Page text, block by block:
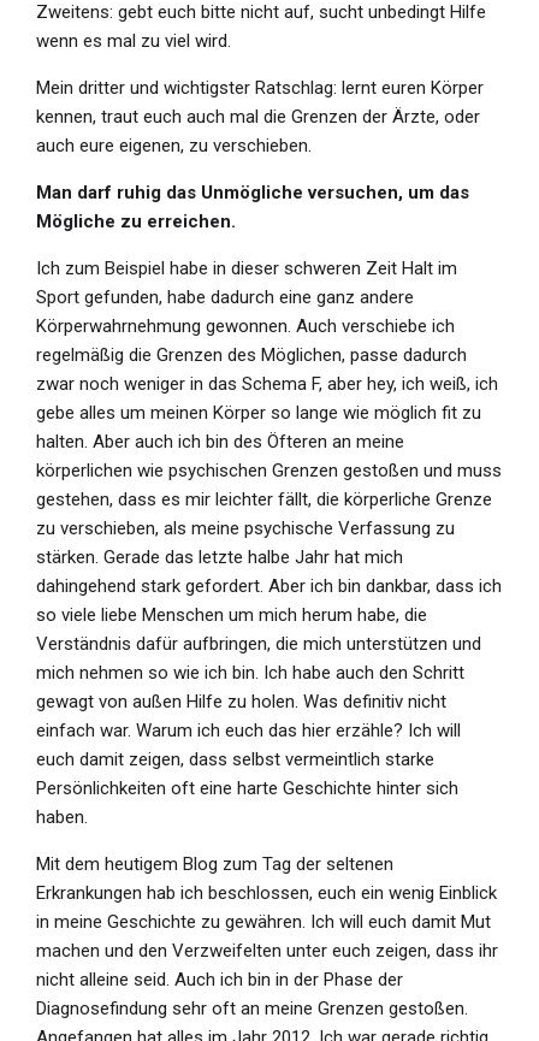
Zweitens: gebt euch bitte nicht auf, sucht unbedingt Hilfe
wenn es mal zu viel wird.
Mein dritter und wichtigster Ratschlag: lernt euren Körper
kennen, traut euch auch mal die Grenzen der Ärzte, oder
auch eure eigenen, zu verschieben.
Man darf ruhig das Unmögliche versuchen, um das
Mögliche zu erreichen.
Ich zum Beispiel habe in dieser schweren Zeit Halt im
Sport gefunden, habe dadurch eine ganz andere
Körperwahrnehmung gewonnen. Auch verschiebe ich
regelmäßig die Grenzen des Möglichen, passe dadurch
zwar noch weniger in das Schema F, aber hey, ich weiß, ich
gebe alles um meinen Körper so lange wie möglich fit zu
halten. Aber auch ich bin des Öfteren an meine
körperlichen wie psychischen Grenzen gestoßen und muss
gestehen, dass es mir leichter fällt, die körperliche Grenze
zu verschieben, als meine psychische Verfassung zu
stärken. Gerade das letzte halbe Jahr hat mich
dahingehend stark gefordert. Aber ich bin dankbar, dass ich
so viele liebe Menschen um mich herum habe, die
Verständnis dafür aufbringen, die mich unterstützen und
mich nehmen so wie ich bin. Ich habe auch den Schritt
gewagt von außen Hilfe zu holen. Was definitiv nicht
einfach war. Warum ich euch das hier erzähle? Ich will
euch damit zeigen, dass selbst vermeintlich starke
Persönlichkeiten oft eine harte Geschichte hinter sich
haben.
Mit dem heutigem Blog zum Tag der seltenen
Erkrankungen hab ich beschlossen, euch ein wenig Einblick
in meine Geschichte zu gewähren. Ich will euch damit Mut
machen und den Verzweifelten unter euch zeigen, dass ihr
nicht alleine seid. Auch ich bin in der Phase der
Diagnosefindung sehr oft an meine Grenzen gestoßen.